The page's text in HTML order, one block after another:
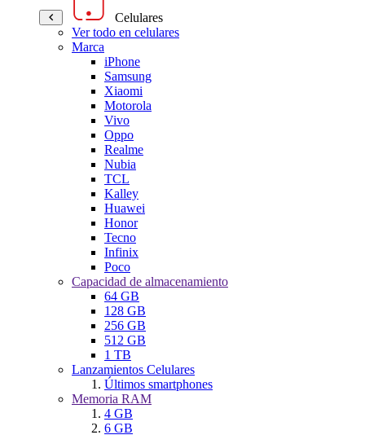
Celulares
Ver todo en celulares
Marca
iPhone
Samsung
Xiaomi
Motorola
Vivo
Oppo
Realme
Nubia
TCL
Kalley
Huawei
Honor
Tecno
Infinix
Poco
Capacidad de almacenamiento
64 GB
128 GB
256 GB
512 GB
1 TB
Lanzamientos Celulares
Últimos smartphones
Memoria RAM
4 GB
6 GB